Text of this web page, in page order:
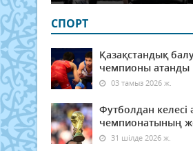
СПОРТ
Қазақстандық
чемпионы атанды
03 тамыз 2026 ж.
Футболдан келесі
чемпионатының
31 шілде 2026 ж.